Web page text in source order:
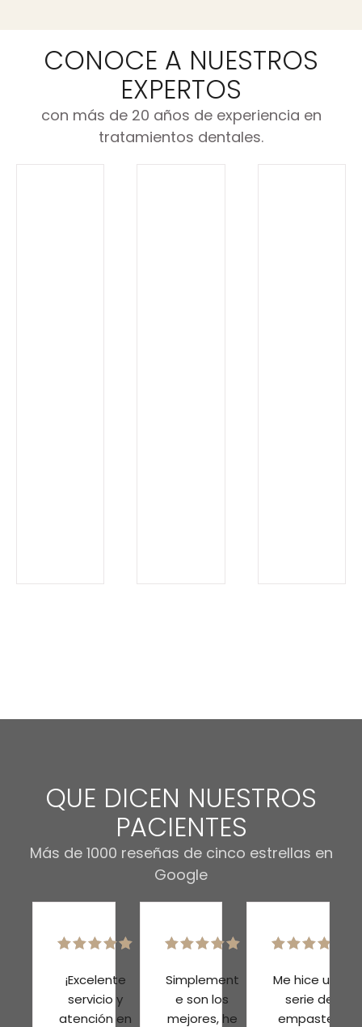
CONOCE A NUESTROS
EXPERTOS
con más de 20 años de experiencia en
tratamientos dentales.
QUE DICEN NUESTROS
PACIENTES
Más de 1000 reseñas de cinco estrellas en
Google
¡Excelente
servicio y
atención en
Simplement
e son los
mejores, he
Me hice una
serie de
empastes